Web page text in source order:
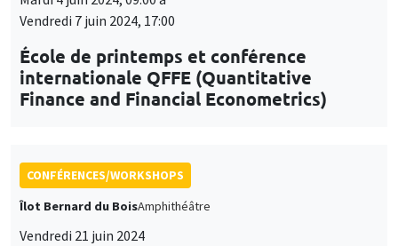
Vendredi 7 juin 2024, 17:00
École de printemps et conférence
internationale QFFE (Quantitative
Finance and Financial Econometrics)
CONFÉRENCES/WORKSHOPS
Îlot Bernard du BoisAmphithéâtre
Vendredi 21 juin 2024